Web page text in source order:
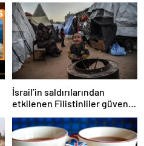
İsrail’in saldırılarından
etkilenen Filistinliler güvenli
bir yuva arıyor